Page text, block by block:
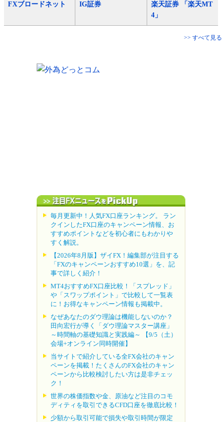
FXブロードネット IG証券
楽天証券 「楽天MT
4」
>> すべて見る
毎月更新中！人気FX口座ランキング。 ラン
クインしたFX口座のキャンペーン情報、お
すすめポイントなどを初心者にもわかりや
すく解説。
【2026年8月版】ザイFX！編集部が注目する
「FXのキャンペーンおすすめ10選」を、記
事で詳しく紹介！
MT4おすすめFX口座比較！「スプレッド」
や「スワップポイント」で比較して一覧表
に！お得なキャンペーン情報も掲載中。
なぜあなたのダウ理論は機能しないのか？
田向宏行が導く「ダウ理論マスター講座」
～時間軸の基礎知識と実践編～ 【9/5（土）
会場+オンライン同時開催】
当サイトで紹介している全FX会社のキャン
ペーンを掲載！たくさんのFX会社のキャン
ペーンから比較検討したい方は是非チェッ
ク！
世界の株価指数や金、原油など注目のコモ
ディティを取引できるCFD口座を徹底比較！
少額から取引可能で損失や取引時間が限定